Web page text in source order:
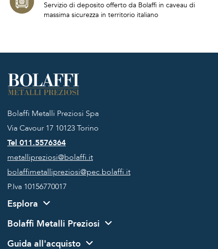
Servizio di deposito offerto da Bolaffi in caveau di
massima sicurezza in territorio italiano
Bolaffi Metalli Preziosi Spa
Via Cavour 17 10123 Torino
Tel 011.5576364
metallipreziosi@bolaffi.it
bolaffimetallipreziosi@pec.bolaffi.it
P.Iva 10156770017
Esplora
Bolaffi Metalli Preziosi
Guida all'acquisto